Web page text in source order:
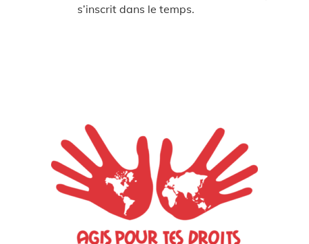
s’inscrit dans le temps.